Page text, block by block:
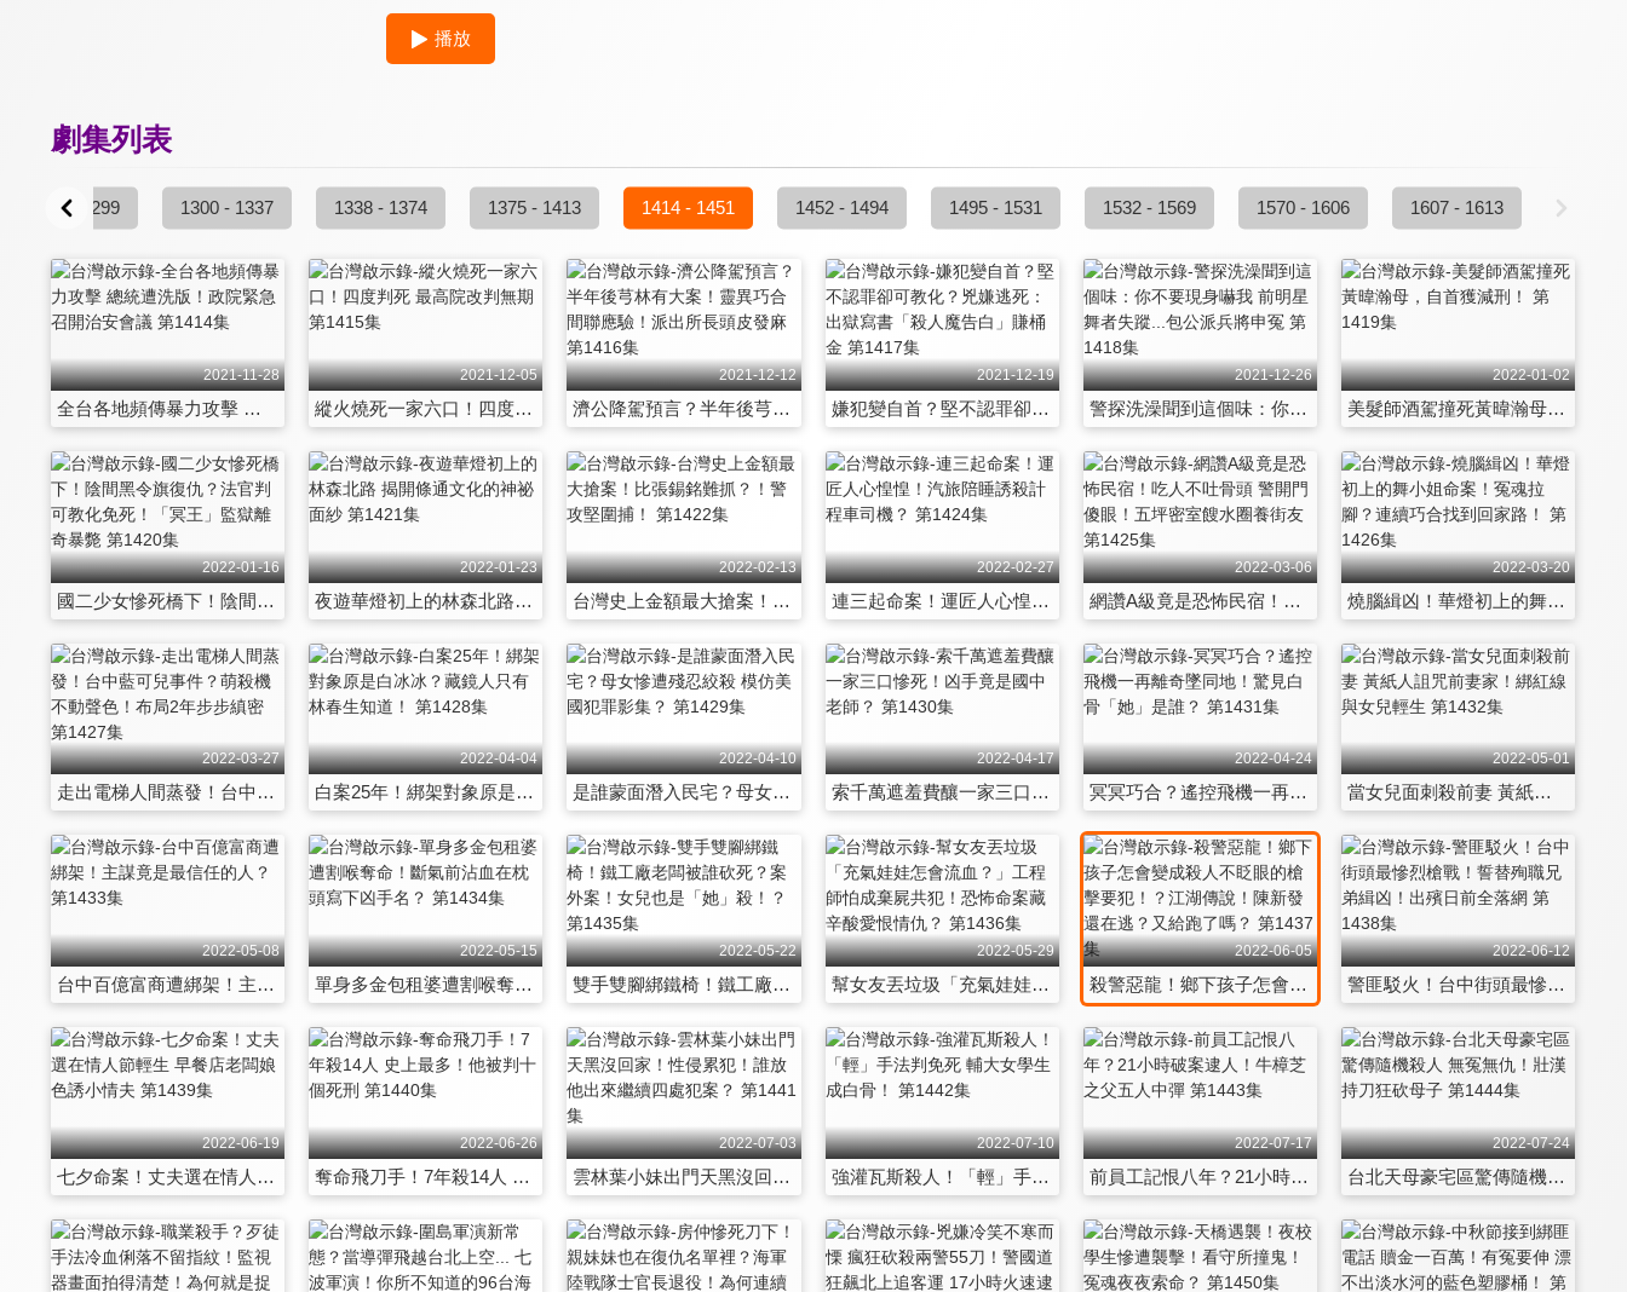
播放
劇集列表
1257 - 1299 1300 - 1337 1338 - 1374 1375 - 1413 1414 - 1451 1452 - 1494 1495 - 1531 1532 - 1569 1570 - 1606 1607 - 1613
2021-11-28
全台各地頻傳暴力攻擊 總統遭洗版！政院緊急召開治安會議 第1414集
2021-12-05
縱火燒死一家六口！四度判死 最高院改判無期 第1415集
2021-12-12
濟公降駕預言？半年後芎林有大案！靈異巧合間聯應驗！派出所長頭皮發麻 第1416集
2021-12-19
嫌犯變自首？堅不認罪卻可教化？兇嫌逃死：出獄寫書「殺人魔告白」賺桶金 第1417集
2021-12-26
警探洗澡聞到這個味：你不要現身嚇我 前明星舞者失蹤...包公派兵將申冤 第1418集
2022-01-02
美髮師酒駕撞死黃暐瀚母，自首獲減刑！ 第1419集
2022-01-16
國二少女慘死橋下！陰間黑令旗復仇？法官判可教化免死！「冥王」監獄離奇暴斃 第1420集
2022-01-23
夜遊華燈初上的林森北路 揭開條通文化的神祕面紗 第1421集
2022-02-13
台灣史上金額最大搶案！比張錫銘難抓？！警攻堅圍捕！ 第1422集
2022-02-27
連三起命案！運匠人心惶惶！汽旅陪睡誘殺計程車司機？ 第1424集
2022-03-06
網讚A級竟是恐怖民宿！吃人不吐骨頭 警開門傻眼！五坪密室餿水圈養街友 第1425集
2022-03-20
燒腦緝凶！華燈初上的舞小姐命案！冤魂拉腳？連續巧合找到回家路！ 第1426集
2022-03-27
走出電梯人間蒸發！台中藍可兒事件？萌殺機不動聲色！布局2年步步縝密 第1427集
2022-04-04
白案25年！綁架對象原是白冰冰？藏鏡人只有林春生知道！ 第1428集
2022-04-10
是誰蒙面潛入民宅？母女慘遭殘忍絞殺 模仿美國犯罪影集？ 第1429集
2022-04-17
索千萬遮羞費釀一家三口慘死！凶手竟是國中老師？ 第1430集
2022-04-24
冥冥巧合？遙控飛機一再離奇墜同地！驚見白骨「她」是誰？ 第1431集
2022-05-01
當女兒面刺殺前妻 黃紙人詛咒前妻家！綁紅線與女兒輕生 第1432集
2022-05-08
台中百億富商遭綁架！主謀竟是最信任的人？ 第1433集
2022-05-15
單身多金包租婆遭割喉奪命！斷氣前沾血在枕頭寫下凶手名？ 第1434集
2022-05-22
雙手雙腳綁鐵椅！鐵工廠老闆被誰砍死？案外案！女兒也是「她」殺！？ 第1435集
2022-05-29
幫女友丟垃圾「充氣娃娃怎會流血？」工程師怕成棄屍共犯！恐怖命案藏辛酸愛恨情仇？ 第1436集
2022-06-05
殺警惡龍！鄉下孩子怎會變成殺人不眨眼的槍擊要犯！？江湖傳說！陳新發還在逃？又給跑了嗎？ 第1437集
2022-06-12
警匪駁火！台中街頭最慘烈槍戰！誓替殉職兄弟緝凶！出殯日前全落網 第1438集
2022-06-19
七夕命案！丈夫選在情人節輕生 早餐店老闆娘色誘小情夫 第1439集
2022-06-26
奪命飛刀手！7年殺14人 史上最多！他被判十個死刑 第1440集
2022-07-03
雲林葉小妹出門天黑沒回家！性侵累犯！誰放他出來繼續四處犯案？ 第1441集
2022-07-10
強灌瓦斯殺人！「輕」手法判免死 輔大女學生成白骨！ 第1442集
2022-07-17
前員工記恨八年？21小時破案逮人！牛樟芝之父五人中彈 第1443集
2022-07-24
台北天母豪宅區驚傳隨機殺人 無冤無仇！壯漢持刀狂砍母子 第1444集